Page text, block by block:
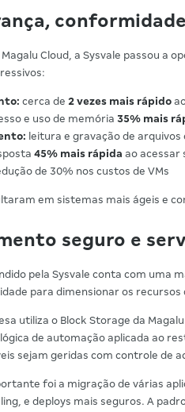
Cloud, a Sysvale passou a
cerca de 2 vezes mais rápido
e uso de memória 35% mais
leitura e gravação de arquivos
45% mais rápida ao acessar
de 30% nos custos de VMs
em sistemas mais ágeis e
seguro e
pela Sysvale conta com
para dimensionar os
utiliza o Block Storage da
de automação aplicada ao
sejam geridas com controle de
foi a migração de várias
e deploys mais seguros. A